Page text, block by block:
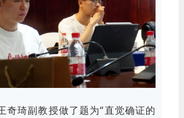
琦副教授做了题为“直觉确证的